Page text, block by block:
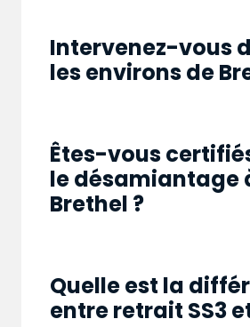
Intervenez-vous
les environs de
Êtes-vous
le désamiantage
Brethel ?
Quelle est la
entre retrait SS3